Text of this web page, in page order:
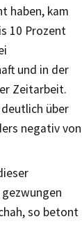
haben, kam
10 Prozent
und in der
Zeitarbeit.
über
negativ von
so betont